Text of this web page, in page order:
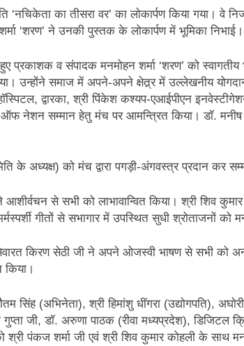
आंदोलन: गांधीवाद की छाया या डिजिटल युग का नया
Ago
‘नचिकेता का तीसरा वर’ का लोकार्पण किया गया। वे
‘शरण’ ने उनकी पुस्तक के लोकार्पण में भूमिका निभाई।
व संपादक मनमोहन शर्मा ‘शरण’ को स्वागतीय
उन्होंने समाज में अपने-अपने क्षेत्र्र में उल्लेखनीय
द्वारका, श्री पिंकेश कश्यप-एआईपीएन
ऑफ नेशन सम्मान हेतु मंच पर आमन्त्रित किया। डॉ.
के अध्यक्ष) को मंच द्वारा पगड़ी-अंगवस्त्र प्रदान कर
से सभी को लाभावान्वित किया। श्री शिव
गीतों से सभागार में उपस्थित सुधी श्रोताजनों को
किरण सेठी जी ने अपने ओजस्वी भाषण से सभी को
सिंह (अभिनेता), श्री हिमांशु धींगरा (उद्योगपति),
गुप्ता जी, डॉ. अरुणा पाठक (रीवा मध्यप्रदेश), डिजिटल
पंकज शर्मा जी एवं श्री शिव कुमार कोहली के साथ